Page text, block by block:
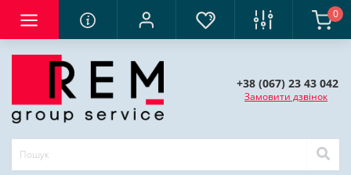
0
+38 (067) 23 43 042
Замовити дзвінок